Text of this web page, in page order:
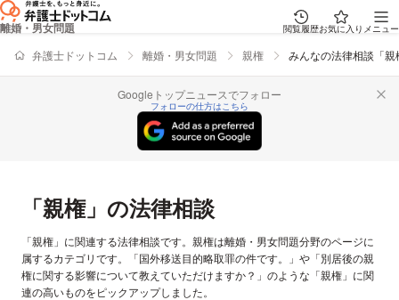
離婚・男女問題 閲覧履歴お気に入り メニュー
弁護士ドットコム 離婚・男女問題 親権 みんなの法律相談「親
Googleトップニュースでフォロー
フォローの仕方はこちら
「親権」の法律相談
「親権」に関連する法律相談です。親権は離婚・男女問題分野のページに
属するカテゴリです。「国外移送目的略取罪の件です。」や「別居後の親
権に関する影響について教えていただけますか？」のような「親権」に関
連の高いものをピックアップしました。